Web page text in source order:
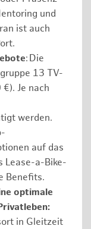
und
ist auch
: Die
13 TV-
Je nach
werden.
auf das
Lease-a-Bike-
Benefits.
optimale
in Gleitzeit